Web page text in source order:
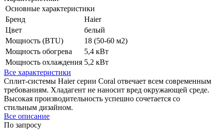
Основные характеристики
Бренд
Haier
Цвет
белый
Мощность (BTU)
18 (50-60 м2)
Мощность обогрева
5,4 кВт
Мощность охлаждения 5,2 кВт
Все характеристики
Сплит-системы Haier серии Coral отвечает всем современным
требованиям. Хладагент не наносит вред окружающей среде.
Высокая производительность успешно сочетается со
стильным дизайном.
Все описание
По запросу